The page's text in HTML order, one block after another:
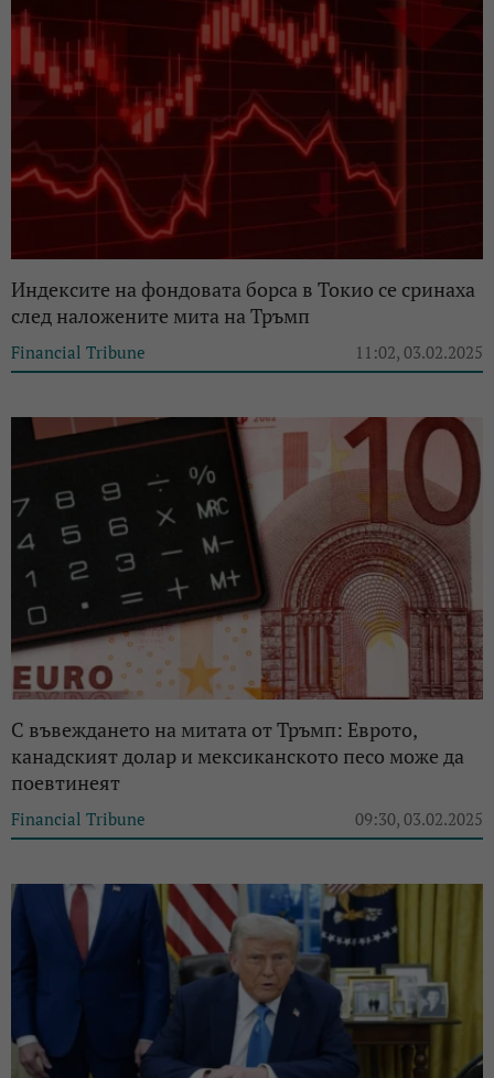
Индексите на фондовата борса в Токио се сринаха
след наложените мита на Тръмп
Financial Tribune 11:02, 03.02.2025
С въвеждането на митата от Тръмп: Еврото,
канадският долар и мексиканското песо може да
поевтинеят
Financial Tribune 09:30, 03.02.2025